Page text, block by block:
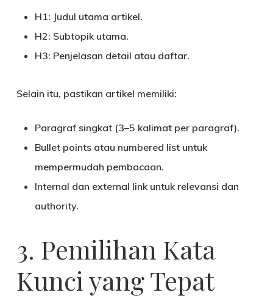
H1: Judul utama artikel.
H2: Subtopik utama.
H3: Penjelasan detail atau daftar.
Selain itu, pastikan artikel memiliki:
Paragraf singkat(3–5 kalimat per paragraf).
Bullet points atau numbered listuntuk
mempermudah pembacaan.
Internal dan external linkuntuk relevansi dan
authority.
3. Pemilihan Kata
Kunci yang Tepat